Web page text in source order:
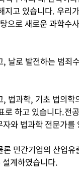
고 있습니다. 우리
으로 새로운 과학수
날로 발전하는 범죄
법과학, 기초 법의학
하고 있습니다.전
와 법과학 전문가를
민간기업의 산업
계하였습니다.